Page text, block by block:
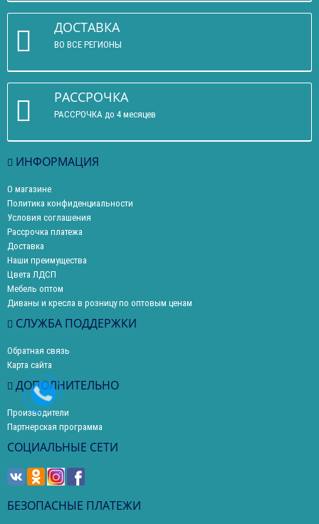
ДОСТАВКА
ВО ВСЕ РЕГИОНЫ
РАССРОЧКА
РАССРОЧКА до 4 месяцев
ИНФОРМАЦИЯ
О магазине
Политика конфиденциальности
Условия соглашения
Рассрочка платежа
Доставка
Наши преимущества
Цвета ЛДСП
Мебель оптом
Диваны и кресла в розницу по оптовым ценам
СЛУЖБА ПОДДЕРЖКИ
Обратная связь
Карта сайта
ДОПОЛНИТЕЛЬНО
Производители
Партнерская программа
СОЦИАЛЬНЫЕ СЕТИ
БЕЗОПАСНЫЕ ПЛАТЕЖИ